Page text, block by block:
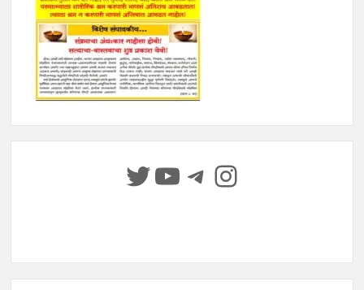
Twitter
YouTube
Telegram
Instagram